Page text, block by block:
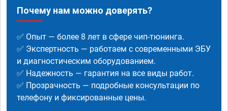
Почему нам можно доверять?
✅ Опыт — более 8 лет в сфере чип-тюнинга.
✅ Экспертность — работаем с современными ЭБУ
и диагностическим оборудованием.
✅ Надежность — гарантия на все виды работ.
✅ Прозрачность — подробные консультации по
телефону и фиксированные цены.